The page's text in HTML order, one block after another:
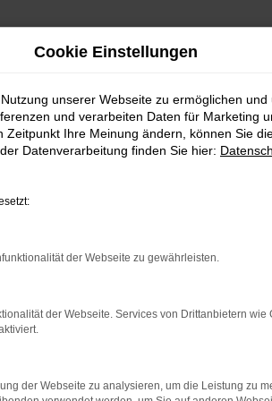
Cookie Einstellungen
unserer Webseite zu ermöglichen
und verarbeiten Daten für Marketing
Ihre Meinung ändern, können Sie
Datenverarbeitung finden Sie hier:
der Webseite zu gewährleisten.
der Webseite. Services von Drittanbietern wie
der Webseite zu analysieren, um die Leistung zu